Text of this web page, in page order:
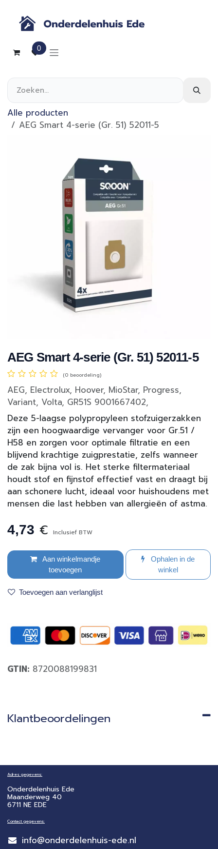
0
Alle producten
AEG Smart 4-serie (Gr. 51) 52011-5
AEG Smart 4-serie (Gr. 51) 52011-5
(0 beoordeling)
AEG, Electrolux, Hoover, MioStar, Progress,
Variant, Volta, GR51S 9001667402,
Deze 5-laagse polypropyleen stofzuigerzakken
zijn een hoogwaardige vervanger voor Gr.51 /
H58 en zorgen voor optimale filtratie en een
blijvend krachtige zuigprestatie, zelfs wanneer
de zak bijna vol is. Het sterke filtermateriaal
houdt stof en fijnstof effectief vast en draagt bij
aan schonere lucht, ideaal voor huishoudens met
mensen die last hebben van allergieën of astma.
4,73 € Inclusief BTW
Aan winkelmandje
toevoegen
Ophalen in de
winkel
Toevoegen aan verlanglijst
GTIN: 8720088199831
Klantbeoordelingen
Adres gegevens:
Onderdelenhuis Ede
Maanderweg 40
6711 NE EDE
Contact gegevens:
info@onderdelenhuis-ede.nl